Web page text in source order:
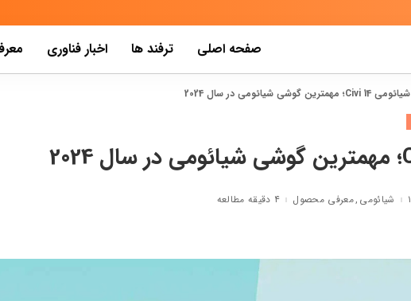
صفحه اصلی ترفند ها اخبار فناوری
شیائومی 14 Civi؛ مهمترین گوشی شیائومی در سال 2024
شیائومی معرفی محصول ۴ دقیقه مطالعه